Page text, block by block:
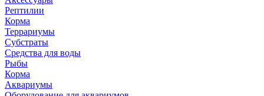
Рептилии
Корма
Террариумы
Субстраты
Средства для воды
Рыбы
Корма
Аквариумы